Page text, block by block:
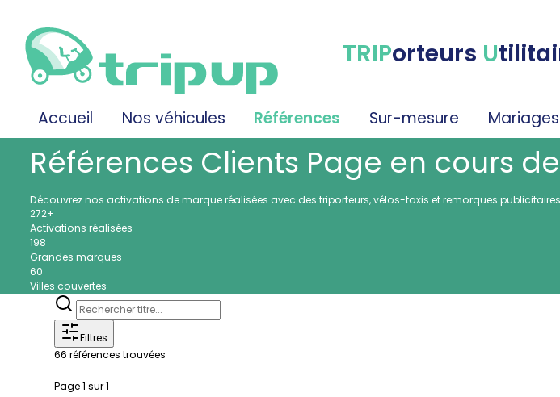
TRIPorteurs U
Accueil Nos véhicules Références Sur-mesure Mariages
Références Clients Page en cours
Découvrez nos activations de marque réalisées avec des triporteurs, vélos-taxis et remorques
272+
Activations réalisées
198
Grandes marques
60
Villes couvertes
Filtres
66 références trouvées
Page 1 sur 1